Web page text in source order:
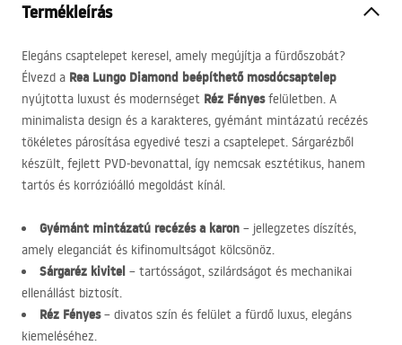
Termékleírás
Elegáns csaptelepet keresel, amely megújítja a fürdőszobát?
Élvezd a Rea Lungo Diamond beépíthető mosdócsaptelep
nyújtotta luxust és modernséget Réz Fényesfelületben. A
minimalista design és a karakteres, gyémánt mintázatú recézés
tökéletes párosítása egyedivé teszi a csaptelepet. Sárgarézből
készült, fejlett PVD-bevonattal, így nemcsak esztétikus, hanem
tartós és korrózióálló megoldást kínál.
Gyémánt mintázatú recézés a karon – jellegzetes díszítés,
amely eleganciát és kifinomultságot kölcsönöz.
Sárgaréz kivitel – tartósságot, szilárdságot és mechanikai
ellenállást biztosít.
Réz Fényes– divatos szín és felület a fürdő luxus, elegáns
kiemeléséhez.